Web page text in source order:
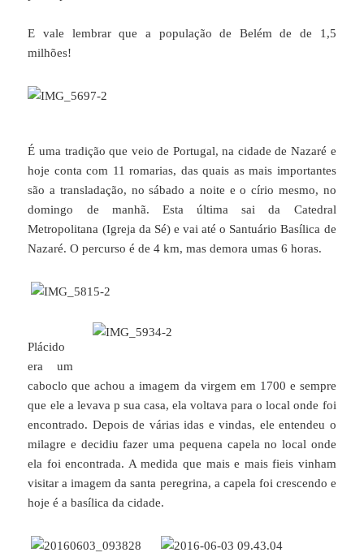
E vale lembrar que a população de Belém de de 1,5
milhões!
É uma tradição que veio de Portugal, na cidade de Nazaré e
hoje conta com 11 romarias, das quais as mais importantes
são a transladação, no sábado a noite e o círio mesmo, no
domingo de manhã. Esta última sai da Catedral
Metropolitana (Igreja da Sé) e vai até o Santuário Basílica de
Nazaré. O percurso é de 4 km, mas demora umas 6 horas.
Plácido
era um
caboclo que achou a imagem da virgem em 1700 e sempre
que ele a levava p sua casa, ela voltava para o local onde foi
encontrado. Depois de várias idas e vindas, ele entendeu o
milagre e decidiu fazer uma pequena capela no local onde
ela foi encontrada. A medida que mais e mais fieis vinham
visitar a imagem da santa peregrina, a capela foi crescendo e
hoje é a basílica da cidade.